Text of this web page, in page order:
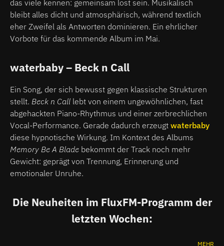
das viele kennen: gemeinsam lost sein. Musikalisch
bleibt alles dicht und atmosphärisch, während textlich
eher Zweifel als Antworten dominieren. Ein ehrlicher
Vorbote für das kommende Album im Mai.
waterbaby– Beck n Call
Ein Song, der sich bewusst gegen klassische Strukturen
stellt. Beck n Call lebt von einem ungewöhnlichen, fast
abgehackten Piano-Rhythmus und einer zerbrechlichen
Vocal-Performance. Gerade dadurch erzeugt waterbaby
diese hypnotische Wirkung. Im Kontext des Albums
Memory Be A Blade bekommt der Track noch mehr
Gewicht: geprägt von Trennung, Erinnerung und
emotionaler Unruhe.
Die Neuheiten im FluxFM-Programm der
letzten Wochen:
MEHR